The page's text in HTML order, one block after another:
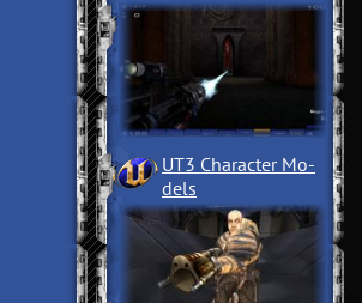
UT3 Character Mo­
dels